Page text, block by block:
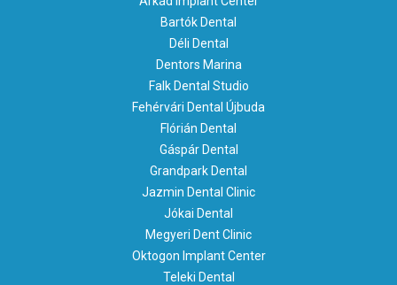
Bartók Dental
Déli Dental
Dentors Marina
Falk Dental Studio
Fehérvári Dental Újbuda
Flórián Dental
Gáspár Dental
Grandpark Dental
Jazmin Dental Clinic
Jókai Dental
Megyeri Dent Clinic
Oktogon Implant Center
Teleki Dental